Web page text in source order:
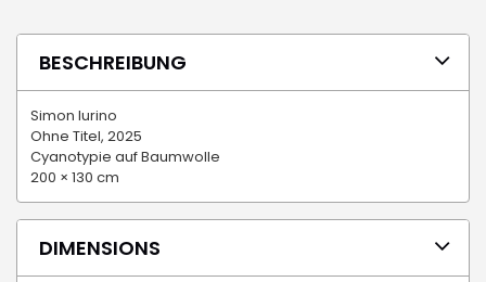
BESCHREIBUNG
Simon Iurino
Ohne Titel, 2025
Cyanotypie auf Baumwolle
200 × 130 cm
DIMENSIONS